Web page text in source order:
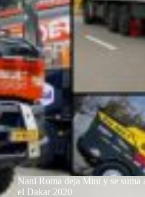
Nani Roma deja Mini y se suma
el Dakar 2020